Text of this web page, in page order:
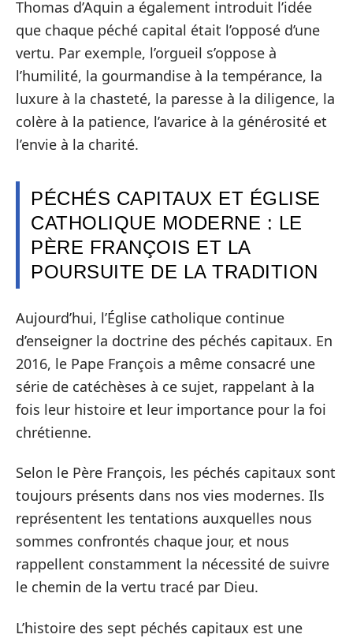
Thomas d’Aquin a également introduit l’idée
que chaque péché capital était l’opposé d’une
vertu. Par exemple, l’orgueil s’oppose à
l’humilité, la gourmandise à la tempérance, la
luxure à la chasteté, la paresse à la diligence, la
colère à la patience, l’avarice à la générosité et
l’envie à la charité.
PÉCHÉS CAPITAUX ET ÉGLISE
CATHOLIQUE MODERNE : LE
PÈRE FRANÇOIS ET LA
POURSUITE DE LA TRADITION
Aujourd’hui, l’Église catholique continue
d’enseigner la doctrine des péchés capitaux. En
2016, le Pape François a même consacré une
série de catéchèses à ce sujet, rappelant à la
fois leur histoire et leur importance pour la foi
chrétienne.
Selon le Père François, les péchés capitaux sont
toujours présents dans nos vies modernes. Ils
représentent les tentations auxquelles nous
sommes confrontés chaque jour, et nous
rappellent constamment la nécessité de suivre
le chemin de la vertu tracé par Dieu.
L’histoire des sept péchés capitaux est une